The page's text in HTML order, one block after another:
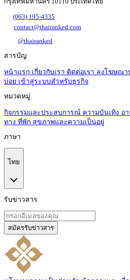
(063) 195-4335
contact@thairanked.com
@thairanked
สารบัญ
หน้าแรก เกี่ยวกับเรา ติดต่อเรา ลงโฆษณา
บ่อย เข้าสู่ระบบสำหรับธุรกิจ
หมวดหมู่
กิจกรรมและประสบการณ์ ความบันเทิง อ
ทาง ที่พัก สุขภาพและความเป็นอยู่
ภาษา
ไทย
รับข่าวสาร
สมัครรับข่าวสาร